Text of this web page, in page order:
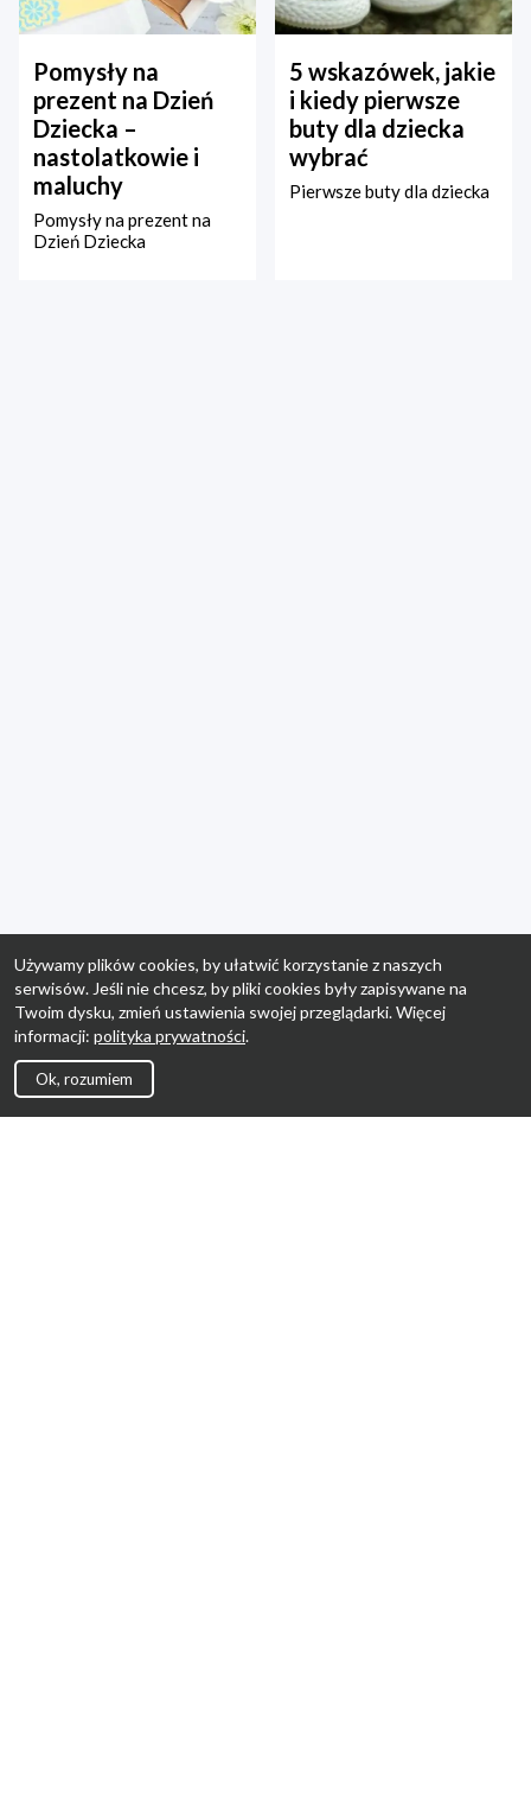
Pomysły na
prezent na Dzień
Dziecka –
nastolatkowie i
maluchy
Pomysły na prezent na
Dzień Dziecka
5 wskazówek, jakie
i kiedy pierwsze
buty dla dziecka
wybrać
Pierwsze buty dla dziecka
Używamy plików cookies, by ułatwić korzystanie z naszych
serwisów. Jeśli nie chcesz, by pliki cookies były zapisywane na
Twoim dysku, zmień ustawienia swojej przeglądarki. Więcej
informacji: polityka prywatności.
Ok, rozumiem